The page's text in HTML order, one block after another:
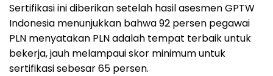
Sertifikasi ini diberikan setelah hasil asesmen GPTW
Indonesia menunjukkan bahwa 92 persen pegawai
PLN menyatakan PLN adalah tempat terbaik untuk
bekerja, jauh melampaui skor minimum untuk
sertifikasi sebesar 65 persen.